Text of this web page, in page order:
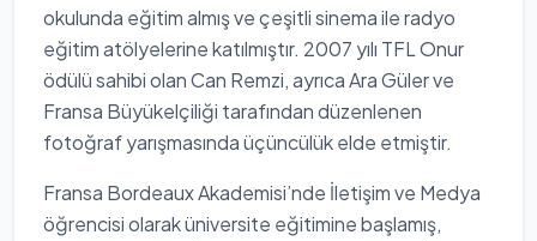
okulunda eğitim almış ve çeşitli sinema ile radyo
eğitim atölyelerine katılmıştır. 2007 yılı TFL Onur
ödülü sahibi olan Can Remzi, ayrıca Ara Güler ve
Fransa Büyükelçiliği tarafından düzenlenen
fotoğraf yarışmasında üçüncülük elde etmiştir.
Fransa Bordeaux Akademisi’nde İletişim ve Medya
öğrencisi olarak üniversite eğitimine başlamış,